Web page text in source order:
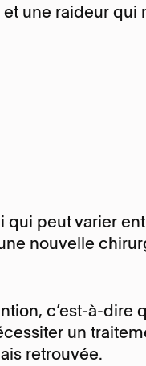
une raideur qui
qui peut varier
nouvelle
c’est-à-dire
un
retrouvée.